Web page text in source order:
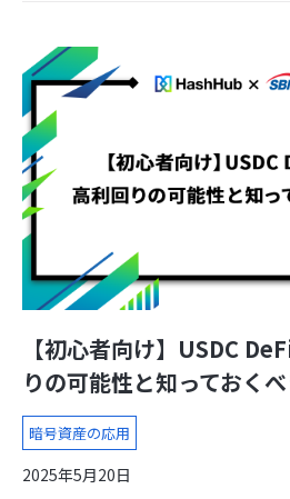
【初心者向け】USDC
りの可能性と知っておく
暗号資産の応用
2025年5月20日